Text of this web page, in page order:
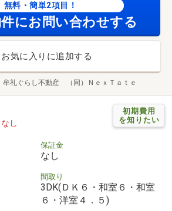
無料・簡単2項目！
にお問い合わせする
お気に入りに追加する
牟礼ぐらし不動産 （同）ＮｅｘＴａｔｅ
初期費用
を知りたい
し
保証金
なし
間取り
3DK(ＤＫ６・和室６・和室
６・洋室４．５)